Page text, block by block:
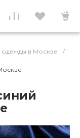
в Москве
/